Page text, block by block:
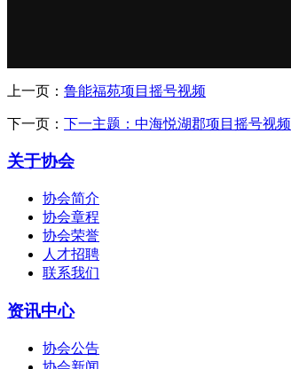
上一页： 鲁能福苑项目摇号视频
下一页： 下一主题：中海悦湖郡项目摇号视频
关于协会
协会简介
协会章程
协会荣誉
人才招聘
联系我们
资讯中心
协会公告